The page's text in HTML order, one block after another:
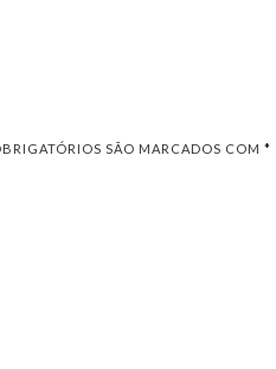
SÃO MARCADOS COM *